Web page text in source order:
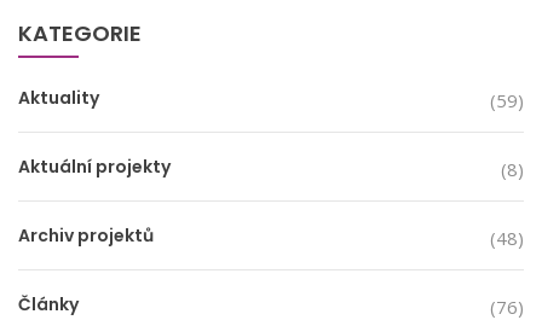
KATEGORIE
Aktuality (59)
Aktuální projekty (8)
Archiv projektů (48)
Články (76)